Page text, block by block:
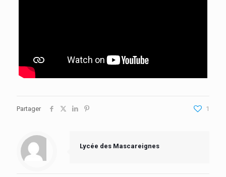
Partager 1
Lycée des Mascareignes